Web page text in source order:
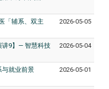
「辅系、双主
2026-05-05
讲9】— 智慧科技
2026-05-04
就业前景
2026-05-01